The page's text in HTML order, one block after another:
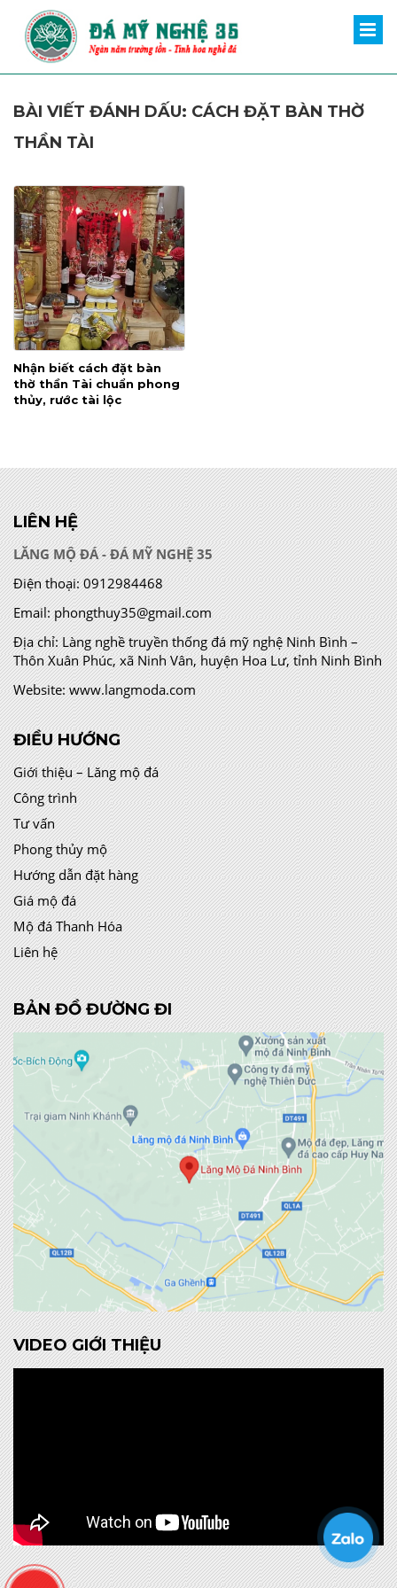
BÀI VIẾT ĐÁNH DẤU: CÁCH ĐẶT BÀN THỜ
THẦN TÀI
Nhận biết cách đặt bàn
thờ thần Tài chuẩn phong
thủy, rước tài lộc
LIÊN HỆ
LĂNG MỘ ĐÁ - ĐÁ MỸ NGHỆ 35
Điện thoại: 0912984468
Email: phongthuy35@gmail.com
Địa chỉ:Làng nghề truyền thống đá mỹ nghệ Ninh Bình –
Thôn Xuân Phúc, xã Ninh Vân, huyện Hoa Lư, tỉnh Ninh Bình
Website: www.langmoda.com
ĐIỀU HƯỚNG
Giới thiệu – Lăng mộ đá
Công trình
Tư vấn
Phong thủy mộ
Hướng dẫn đặt hàng
Giá mộ đá
Mộ đá Thanh Hóa
Liên hệ
BẢN ĐỒ ĐƯỜNG ĐI
VIDEO GIỚI THIỆU